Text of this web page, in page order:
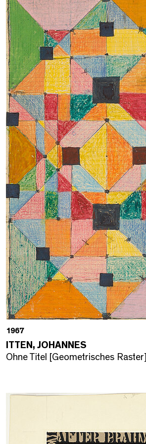
1967
ITTEN, JOHANNES
Ohne Titel [Geometrisches Raster]